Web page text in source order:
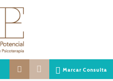
Marcar Consulta